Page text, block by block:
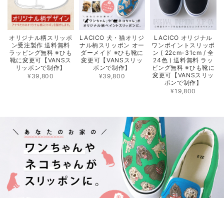
オリジナル柄スリッポ
ン受注製作 送料無料
ラッピング無料 ※ひも
靴に変更可【VANSス
リッポンで制作】
¥39,800
LACICO 犬・猫オリジ
ナル柄スリッポン オー
ダーメイド ※ひも靴に
変更可【VANSスリッ
ポンで制作】
¥39,800
LACICO オリジナル
ワンポイントスリッポ
ン ( 22cm-31cm / 全
24色 ) 送料無料 ラッ
ピング無料 ※ひも靴に
変更可【VANSスリッ
ポンで制作】
¥19,800